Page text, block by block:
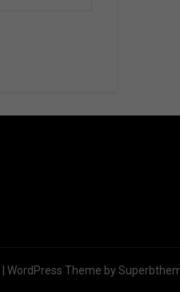
| WordPress Theme by